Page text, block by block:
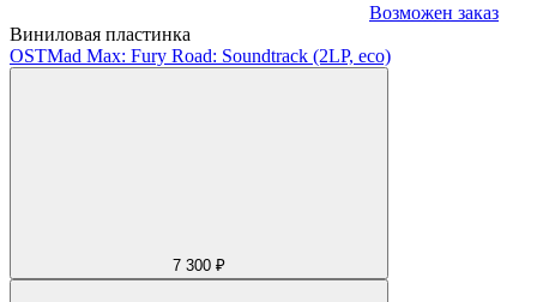
Возможен заказ
Виниловая пластинка
OSTMad Max: Fury Road: Soundtrack (2LP, eco)
7 300 ₽